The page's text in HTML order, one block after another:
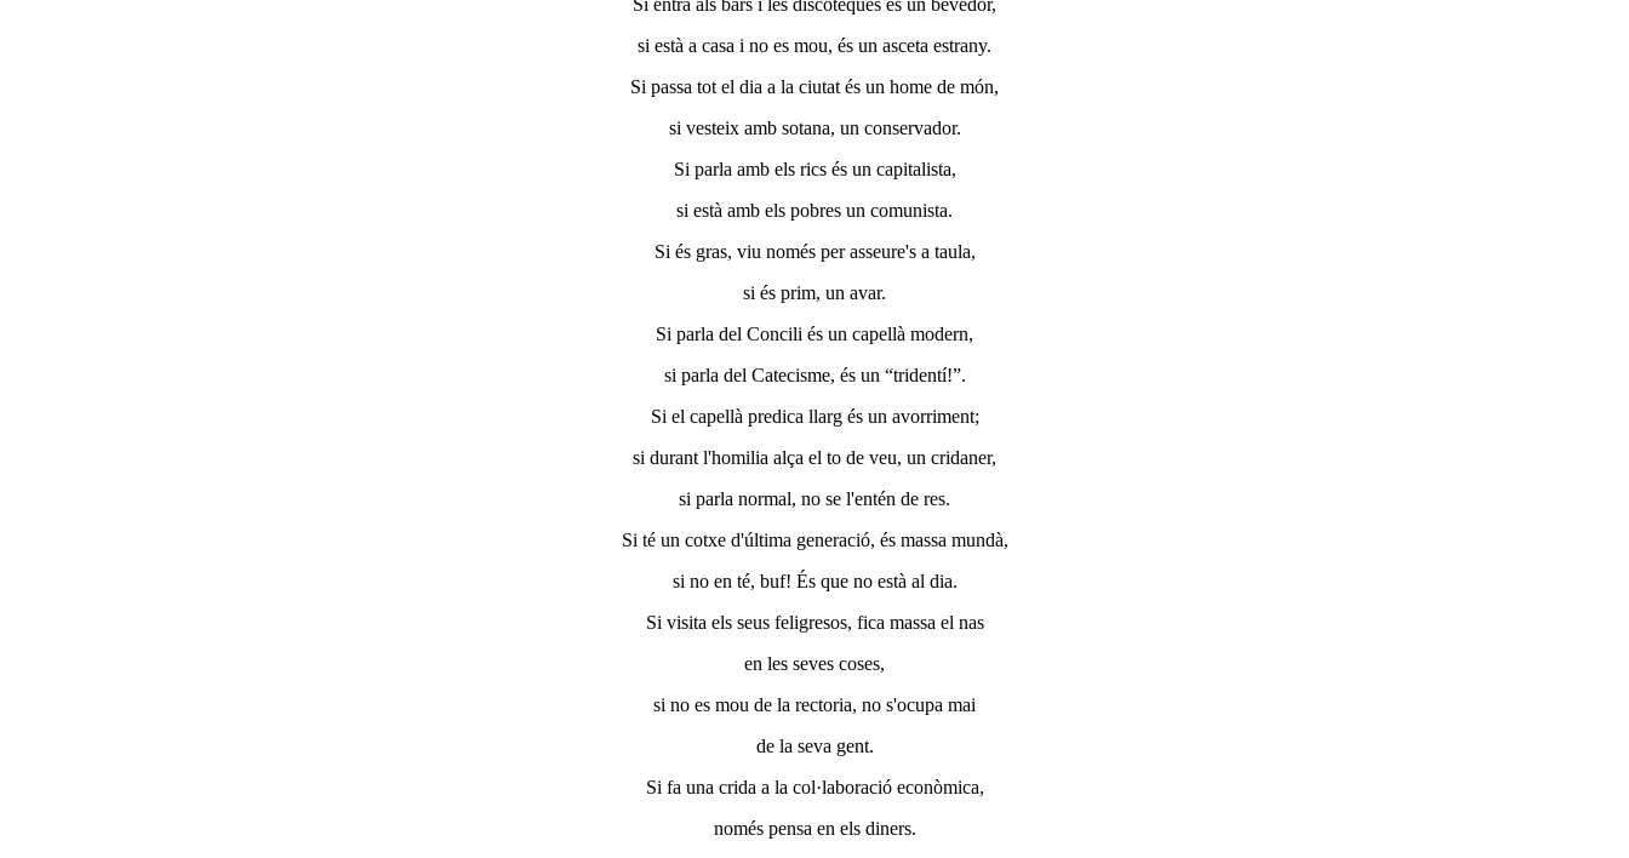
Si entra als bars i les discoteques és un bevedor,
si està a casa i no es mou, és un asceta estrany.
Si passa tot el dia a la ciutat és un home de món,
si vesteix amb sotana, un conservador.
Si parla amb els rics és un capitalista,
si està amb els pobres un comunista.
Si és gras, viu només per asseure's a taula,
si és prim, un avar.
Si parla del Concili és un capellà modern,
si parla del Catecisme, és un “tridentí!”.
Si el capellà predica llarg és un avorriment;
si durant l'homilia alça el to de veu, un cridaner,
si parla normal, no se l'entén de res.
Si té un cotxe d'última generació, és massa mundà,
si no en té, buf! És que no està al dia.
Si visita els seus feligresos, fica massa el nas
en les seves coses,
si no es mou de la rectoria, no s'ocupa mai
de la seva gent.
Si fa una crida a la col·laboració econòmica,
només pensa en els diners.